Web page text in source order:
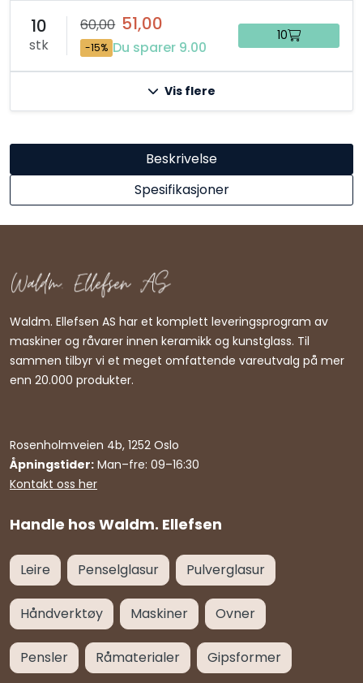
10
stk
60,00 51,00
-15% Du sparer 9.00
10
Vis flere
Beskrivelse
Spesifikasjoner
Handle hos Waldm. Ellefsen
Waldm. Ellefsen AS har et komplett leveringsprogram av
maskiner og råvarer innen keramikk og kunstglass. Til
sammen tilbyr vi et meget omfattende vareutvalg på mer
enn 20.000 produkter.
Rosenholmveien 4b, 1252 Oslo
Åpningstider: Man–fre: 09–16:30
Kontakt oss her
Leire Penselglasur Pulverglasur
Håndverktøy Maskiner Ovner
Pensler Råmaterialer Gipsformer